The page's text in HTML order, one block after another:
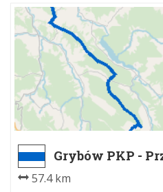
Grybów PKP -
Wierchem
57.4 km